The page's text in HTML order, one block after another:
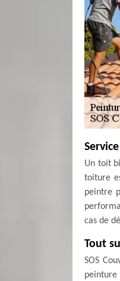
Un toit
toiture
peintre
cas de
Tout
SOS